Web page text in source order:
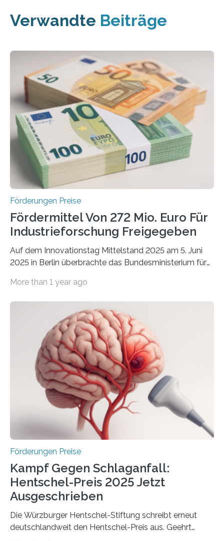
Verwandte Beiträge
Förderungen Preise
Fördermittel Von 272 Mio. Euro Für
Industrieforschung Freigegeben
Auf dem Innovationstag Mittelstand 2025 am 5. Juni
2025 in Berlin überbrachte das Bundesministerium für
Überplanmäßige Verpflichtungsermächtigungen in
Woche vom Haushaltsausschuss freigegeben – unter
anderem zur Unterstützung der
Industrieforschungsprogramme Industrielle
Gemeinschaftsforschung (IGF), Zentrales
Innovationsprogramm Mittelstand (ZIM) und
Innovationskompetenz INNO-KOM. Auf dem
Innovationstag Mittelstand 2025 am 5. Juni 2025 in
Berlin überbrachte das Bundesministerium für
Wirtschaft und Energie eine gute Nachricht:
Überplanmäßige Verpflichtungsermächtigungen in
More than 1 year ago
Förderungen Preise
Kampf Gegen Schlaganfall:
Hentschel-Preis 2025 Jetzt
Ausgeschrieben
Die Würzburger Hentschel-Stiftung schreibt erneut
deutschlandweit den Hentschel-Preis aus. Geehrt